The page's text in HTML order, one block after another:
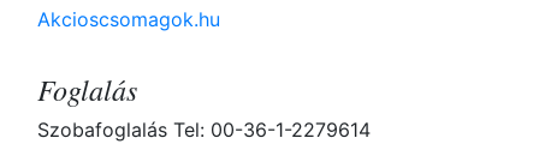
Akcioscsomagok.hu
Foglalás
Szobafoglalás Tel: 00-36-1-2279614